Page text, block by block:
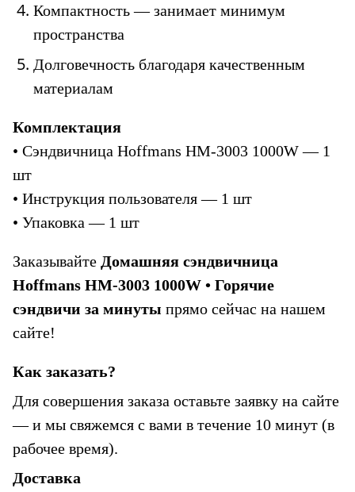
Компактность — занимает минимум
пространства
Долговечность благодаря качественным
материалам
Комплектация
• Сэндвичница Hoffmans HM-3003 1000W — 1
шт
• Инструкция пользователя — 1 шт
• Упаковка — 1 шт
Заказывайте Домашняя сэндвичница
Hoffmans HM-3003 1000W • Горячие
сэндвичи за минуты прямо сейчас на нашем
сайте!
Как заказать?
Для совершения заказа оставьте заявку на сайте
— и мы свяжемся с вами в течение 10 минут (в
рабочее время).
Доставка